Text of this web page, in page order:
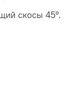
скосы 45°.